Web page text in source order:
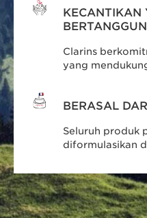
KECANTIKAN
Clarins
yang
BERASAL
Seluruh produk
diformulasikan